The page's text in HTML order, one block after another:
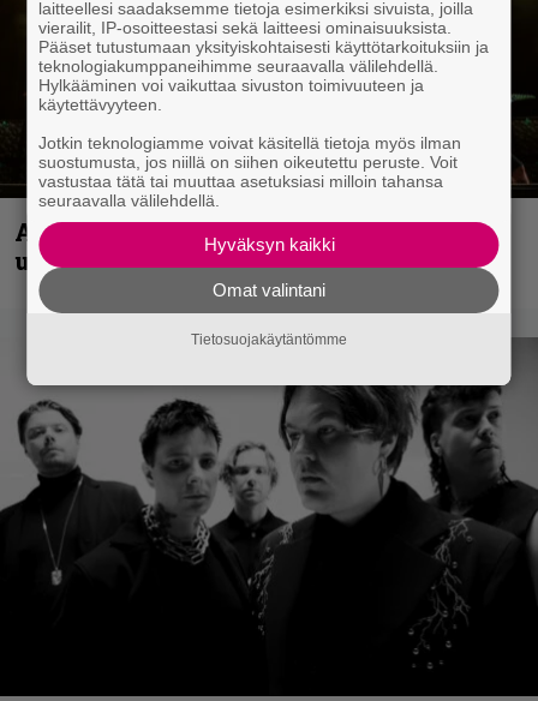
Anthrax vie katsojat keikkatunnelmiin
uudella videollaan
laitteellesi saadaksemme tietoja esimerkiksi sivuista, joilla
vierailit, IP-osoitteestasi sekä laitteesi ominaisuuksista.
Pääset tutustumaan yksityiskohtaisesti käyttötarkoituksiin ja
teknologiakumppaneihimme seuraavalla välilehdellä.
Hylkääminen voi vaikuttaa sivuston toimivuuteen ja
käytettävyyteen.
Jotkin teknologiamme voivat käsitellä tietoja myös ilman
suostumusta, jos niillä on siihen oikeutettu peruste. Voit
vastustaa tätä tai muuttaa asetuksiasi milloin tahansa
seuraavalla välilehdellä.
Hyväksyn kaikki
Omat valintani
Tietosuojakäytäntömme